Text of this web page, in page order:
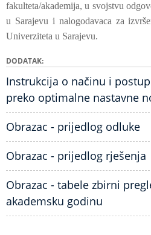
fakulteta/akademija, u svojstvu
u Sarajevu i nalogodavaca za
Univerziteta u Sarajevu.
DODATAK
Instrukcija o načinu i
preko optimalne nastavne
Obrazac - prijedlog odluke
Obrazac - prijedlog rješenja
Obrazac - tabele zbirni
akademsku godinu